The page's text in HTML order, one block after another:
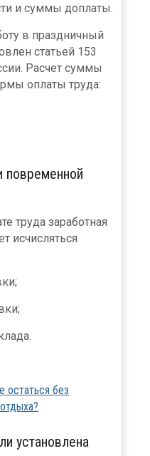
и суммы доплаты.
в праздничный
статьей 153
Расчет суммы
оплаты труда:
повременной
труда заработная
исчисляться
остаться без
установлена